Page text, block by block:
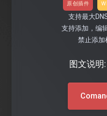
原创插件
支持最大
支持添加，编
禁止添加
图文说明: